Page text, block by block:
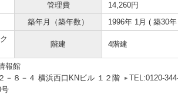
管理費
14,260円
築年月（築年数） 1996年 1月 ( 築30
階建 4階建
報館
－８－４ 横浜西口KNビル １２階
TEL:0120-